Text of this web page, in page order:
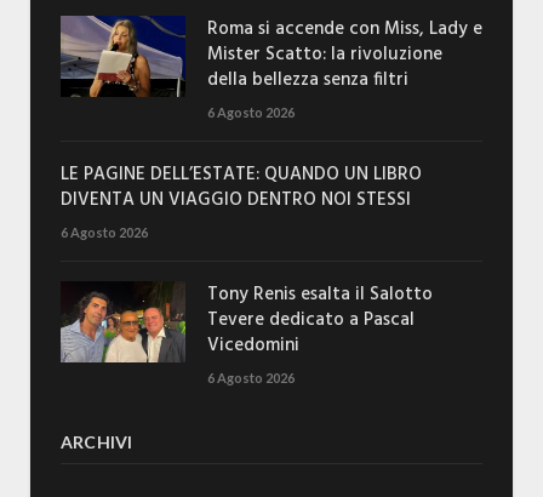
Roma si accende con Miss, Lady e
Mister Scatto: la rivoluzione
della bellezza senza filtri
6 Agosto 2026
LE PAGINE DELL’ESTATE: QUANDO UN LIBRO
DIVENTA UN VIAGGIO DENTRO NOI STESSI
6 Agosto 2026
Tony Renis esalta il Salotto
Tevere dedicato a Pascal
Vicedomini
6 Agosto 2026
ARCHIVI